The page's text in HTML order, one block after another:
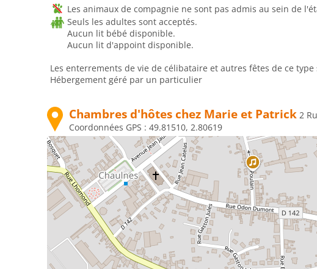
Les animaux de compagnie ne sont pas admis au sein de
Seuls les adultes sont acceptés.
Aucun lit bébé disponible.
Aucun lit d'appoint disponible.
Les enterrements de vie de célibataire et autres fêtes de ce
Hébergement géré par un particulier
Chambres d'hôtes chez Marie et Patrick 2
Coordonnées GPS : 49.81510, 2.80619